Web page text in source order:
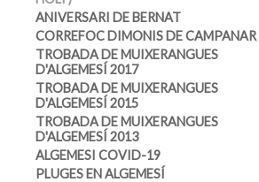
LA CHAMANA
LEO MINAX
MIQUEL GIL
NES
NESTOR MONT
PLANET 8
TESA
URBALIA RURANA
➕ QUE MÚSICA, FESTIVAL CREU ROJA .
MARE DE DÉU DE LA SALUT
D'ALGEMESÍ 2019
MARE DE DÉU DE LA SALUT
D'ALGEMESÍ 2018
MARE DE DÉU DE LA SALUT
D'ALGEMESÍ 2017
ANIVERSARI DE BERNAT
CORREFOC DIMONIS DE CAMPANAR
TROBADA DE MUIXERANGUES
D'ALGEMESÍ 2017
TROBADA DE MUIXERANGUES
D'ALGEMESÍ 2015
TROBADA DE MUIXERANGUES
D'ALGEMESÍ 2013
ALGEMESI COVID-19
PLUGES EN ALGEMESÍ